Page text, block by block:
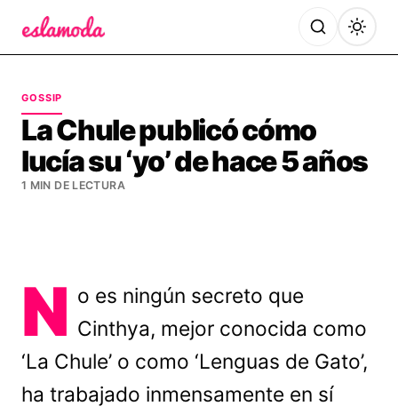
GOSSIP
La Chule publicó cómo
lucía su ‘yo’ de hace 5 años
1 MIN DE LECTURA
N o es ningún secreto que
Cinthya, mejor conocida como
‘La Chule’ o como ‘Lenguas de Gato’,
ha trabajado inmensamente en sí